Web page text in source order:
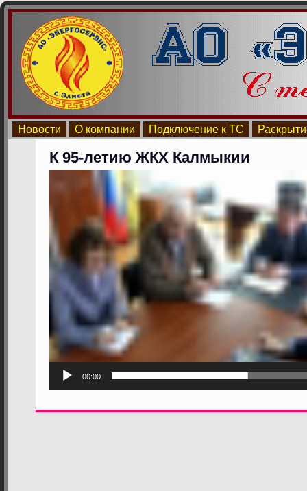
Новости О компании Подключение к ТС
К 95-летию ЖКХ Калмыкии
00:00